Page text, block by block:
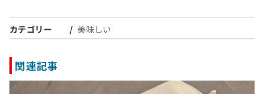
カテゴリー 美味しい
関連記事